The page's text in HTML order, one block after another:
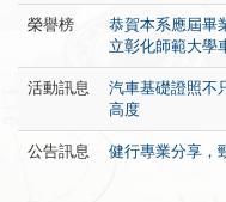
榮譽榜
恭賀本系應屆畢
立彰化師範大學
活動訊息
汽車基礎證照
高度
公告訊息 健行專業分享，